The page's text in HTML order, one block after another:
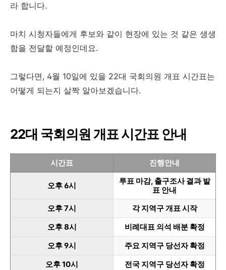
라 합니다.
마치 시청자들에게 후보와 같이 현장에 있는 것 같은 생생
함을 전달할 예정인데요.
그렇다면, 4월 10일에 있을 22대 국회의원 개표 시간표는
어떻게 되는지 살짝 알아보겠습니다.
22대 국회의원 개표 시간표 안내
시간표 진행안내
오후 6시
투표 마감, 출구조사 결과 발
표 안내
오후 7시
각 지역구 개표 시작
오후 8시
비례대표 의석 배분 확정
오후 9시
주요 지역구 당선자 확정
오후 10시
전국 지역구 당선자 확정